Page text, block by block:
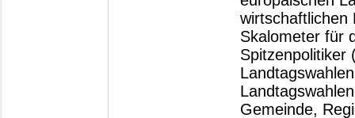
wirtschaftlichen
Skalometer für
Spitzenpolitiker
Gemeinde,